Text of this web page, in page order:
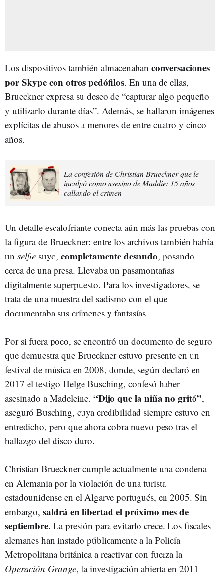
Los dispositivos también almacenaban conversaciones
por Skype con otros pedófilos. En una de ellas,
Brueckner expresa su deseo de “capturar algo pequeño
y utilizarlo durante días”. Además, se hallaron imágenes
explícitas de abusos a menores de entre cuatro y cinco
años.
La confesión de Christian Brueckner que le
inculpó como asesino de Maddie: 15 años
callando el crimen
Un detalle escalofriante conecta aún más las pruebas con
la figura de Brueckner: entre los archivos también había
un selfie suyo, completamente desnudo, posando
cerca de una presa. Llevaba un pasamontañas
digitalmente superpuesto. Para los investigadores, se
trata de una muestra del sadismo con el que
documentaba sus crímenes y fantasías.
Por si fuera poco, se encontró un documento de seguro
que demuestra que Brueckner estuvo presente en un
festival de música en 2008, donde, según declaró en
2017 el testigo Helge Busching, confesó haber
asesinado a Madeleine. “Dijo que la niña no gritó”,
aseguró Busching, cuya credibilidad siempre estuvo en
entredicho, pero que ahora cobra nuevo peso tras el
hallazgo del disco duro.
Christian Brueckner cumple actualmente una condena
en Alemania por la violación de una turista
estadounidense en el Algarve portugués, en 2005. Sin
embargo, saldrá en libertad el próximo mes de
septiembre. La presión para evitarlo crece. Los fiscales
alemanes han instado públicamente a la Policía
Metropolitana británica a reactivar con fuerza la
Operación Grange, la investigación abierta en 2011